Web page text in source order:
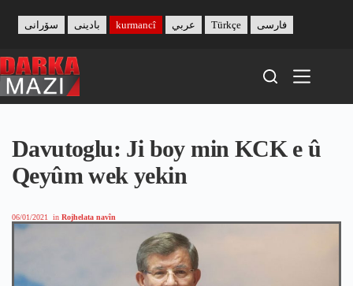
content
بادینی سۆرانی kurmancî عربي Türkçe فارسی
Davutoglu: Ji boy min KCK e û
Qeyûm wek yekin
06/01/2021 in Rojhelata navîn